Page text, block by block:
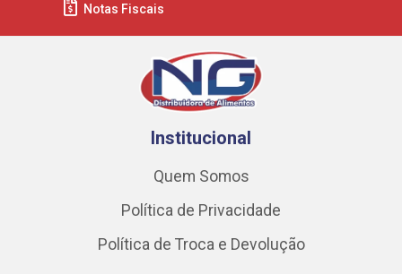
Notas Fiscais
Institucional
Quem Somos
Política de Privacidade
Política de Troca e Devolução